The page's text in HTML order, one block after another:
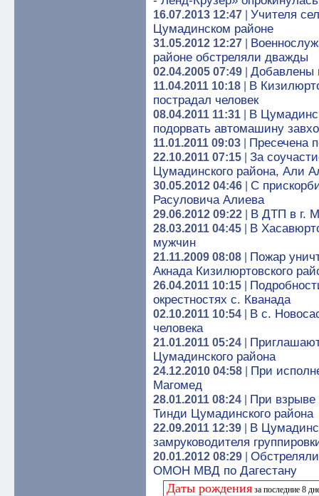
16.07.2013 12:47
Учителя
Цумадинском районе
31.05.2012 12:27
районе обстреляли дважды
02.04.2005 07:49 Добавлены
11.04.2011 10:18
В
пострадал человек
08.04.2011 11:31
В
подорвать автомашину
11.01.2011 09:03 Пресечена
22.10.2011 07:15
За
Цумадинского района, Али
30.05.2012 04:46
C
Расуловича Алиева
29.06.2012 09:22 В ДТП в г.
28.03.2011 04:45
В
мужчин
21.11.2009 08:08
Пожар
Акнада Кизилюртовского
26.04.2011 10:15
окрестностях с. Кванада
02.10.2011 10:54
В с.
человека
21.01.2011 05:24
Цумадинского района
24.12.2010 04:58
При
Магомед
28.01.2011 08:24
При взрыве
Тинди Цумадинского района
22.09.2011 12:39
В
замруководителя
20.01.2012 08:29
ОМОН МВД по Дагестану
Даты рождения за последние 8